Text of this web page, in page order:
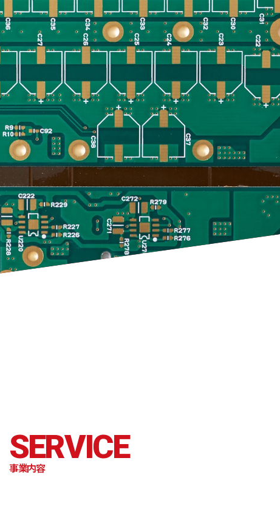
SERVICE
事業内容